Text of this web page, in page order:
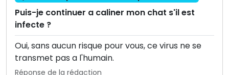
Puis-je continuer a caliner mon chat s'il est
infecte ?
Oui, sans aucun risque pour vous, ce virus ne se
transmet pas a l'humain.
Réponse de la rédaction